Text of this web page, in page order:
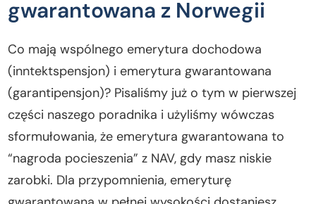
gwarantowana z Norwegii
Co mają wspólnego emerytura dochodowa
(inntektspensjon) i emerytura gwarantowana
(garantipensjon)? Pisaliśmy już o tym w pierwszej
części naszego poradnika i użyliśmy wówczas
sformułowania, że emerytura gwarantowana to
“nagroda pocieszenia” z NAV, gdy masz niskie
zarobki. Dla przypomnienia, emeryturę